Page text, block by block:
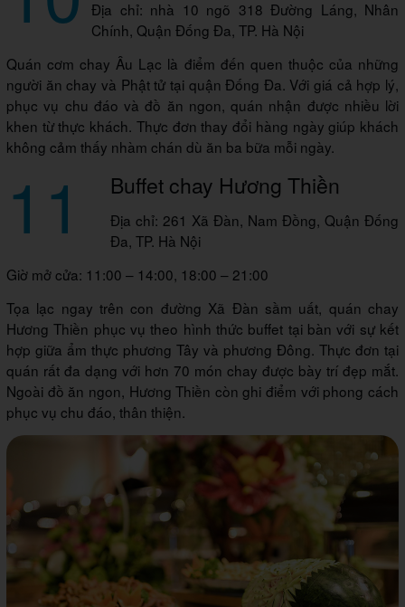
Địa chỉ: nhà 10 ngõ 318 Đường Láng, Nhân
Chính, Quận Đống Đa, TP. Hà Nội
Quán cơm chay Âu Lạc là điểm đến quen thuộc của những
người ăn chay và Phật tử tại quận Đống Đa. Với giá cả hợp lý,
phục vụ chu đáo và đồ ăn ngon, quán nhận được nhiều lời
khen từ thực khách. Thực đơn thay đổi hàng ngày giúp khách
không cảm thấy nhàm chán dù ăn ba bữa mỗi ngày.
11 Buffet chay Hương Thiền
Địa chỉ: 261 Xã Đàn, Nam Đồng, Quận Đống
Đa, TP. Hà Nội
Giờ mở cửa: 11:00 – 14:00, 18:00 – 21:00
Tọa lạc ngay trên con đường Xã Đàn sầm uất, quán chay
Hương Thiền phục vụ theo hình thức buffet tại bàn với sự kết
hợp giữa ẩm thực phương Tây và phương Đông. Thực đơn tại
quán rất đa dạng với hơn 70 món chay được bày trí đẹp mắt.
Ngoài đồ ăn ngon, Hương Thiền còn ghi điểm với phong cách
phục vụ chu đáo, thân thiện.